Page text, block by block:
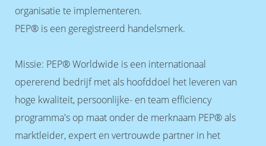
organisatie te implementeren.
PEP® is een geregistreerd handelsmerk.
Missie: PEP® Worldwide is een internationaal
opererend bedrijf met als hoofddoel het leveren van
hoge kwaliteit, persoonlijke- en team efficiency
programma's op maat onder de merknaam PEP® als
marktleider, expert en vertrouwde partner in het